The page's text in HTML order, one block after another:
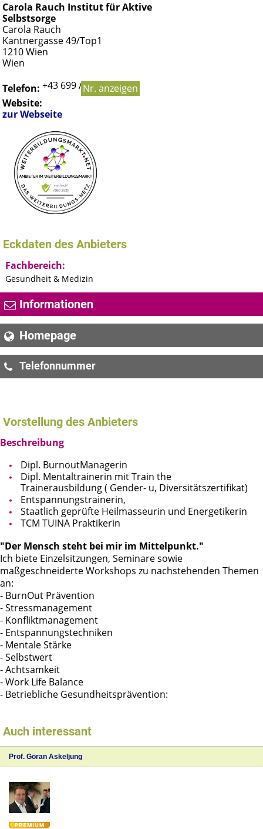
Carola Rauch Institut für Aktive
Selbstsorge
Carola Rauch
Kantnergasse 49/Top1
1210 Wien
Wien
Telefon: +43 699 / 115 90 981
Nr. anzeigen
Website:
zur Webseite
Eckdaten des Anbieters
Fachbereich:
Gesundheit & Medizin
Informationen
Homepage
+43 699 / 115 90 981
Telefonnummer
Vorstellung des Anbieters
Beschreibung
Dipl. BurnoutManagerin
Dipl. Mentaltrainerin mit Train the
Trainerausbildung ( Gender- u, Diversitätszertifikat)
Entspannungstrainerin,
Staatlich geprüfte Heilmasseurin und Energetikerin
TCM TUINA Praktikerin
"Der Mensch steht bei mir im Mittelpunkt."
Ich biete Einzelsitzungen, Seminare sowie
maßgeschneiderte Workshops zu nachstehenden Themen
an:
- BurnOut Prävention
- Stressmanagement
- Konfliktmanagement
- Entspannungstechniken
- Mentale Stärke
- Selbstwert
- Achtsamkeit
- Work Life Balance
- Betriebliche Gesundheitsprävention:
Auch interessant